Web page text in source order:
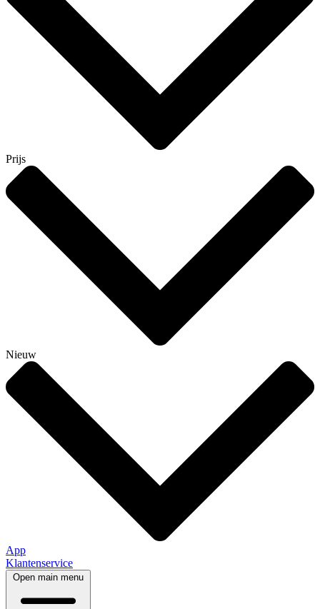
Prijs
Nieuw
App
Klantenservice
Open main menu